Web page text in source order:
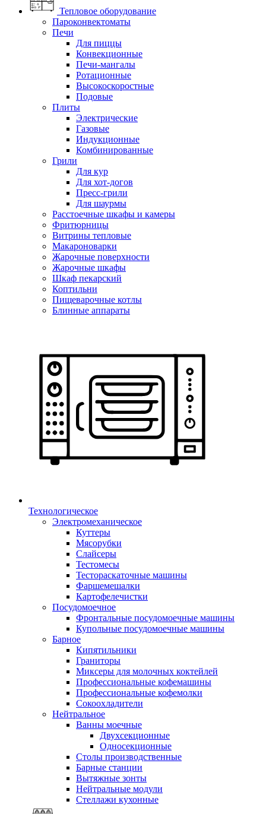
Тепловое оборудование
Пароконвектоматы
Печи
Для пиццы
Конвекционные
Печи-мангалы
Ротационные
Высокоскоростные
Подовые
Плиты
Электрические
Газовые
Индукционные
Комбинированные
Грили
Для кур
Для хот-догов
Пресс-грили
Для шаурмы
Расстоечные шкафы и камеры
Фритюрницы
Витрины тепловые
Макароноварки
Жарочные поверхности
Жарочные шкафы
Шкаф пекарский
Коптильни
Пищеварочные котлы
Блинные аппараты
Технологическое
Электромеханическое
Куттеры
Мясорубки
Слайсеры
Тестомесы
Тестораскаточные машины
Фаршемешалки
Картофелечистки
Посудомоечное
Фронтальные посудомоечные машины
Купольные посудомоечные машины
Барное
Кипятильники
Граниторы
Миксеры для молочных коктейлей
Профессиональные кофемашины
Профессиональные кофемолки
Сокоохладители
Нейтральное
Ванны моечные
Двухсекционные
Односекционные
Столы производственные
Барные станции
Вытяжные зонты
Нейтральные модули
Стеллажи кухонные